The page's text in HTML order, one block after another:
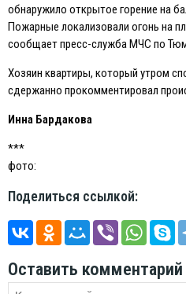
обнаружило открытое горение на
Пожарные локализовали огонь на
сообщает пресс-служба МЧС по
Хозяин квартиры, который утром
сдержанно прокомментировал
Инна Бардакова
***
фото:
Поделиться ссылкой:
Оставить комментарий